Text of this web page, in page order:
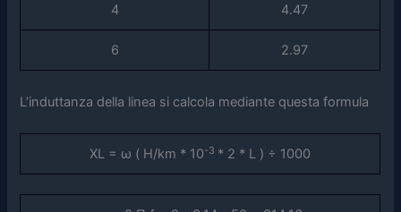
4 4.47
6 2.97
L’induttanza della linea si calcola mediante questa formula
XL = ω ( H/km * 10-3 * 2 * L ) ÷ 1000